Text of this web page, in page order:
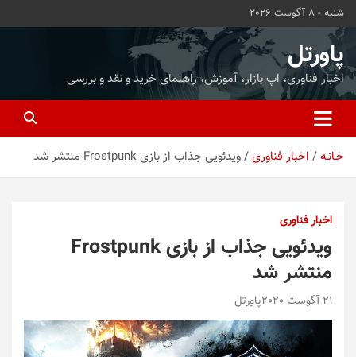
محتوا
بروید
شنبه - 8 آگوست 2026
پاورتل
اخبار فناوری، اپ بازار، آموزش، راهنمای خرید و نقد و بررسی
خـانـه اخبار فناوری ویدئویی جذاب از بازی Frostpunk منتشر شد
اخبار فناوری
ویدئویی جذاب از بازی Frostpunk
منتشر شد
21 آگوست 2020 پاورتل